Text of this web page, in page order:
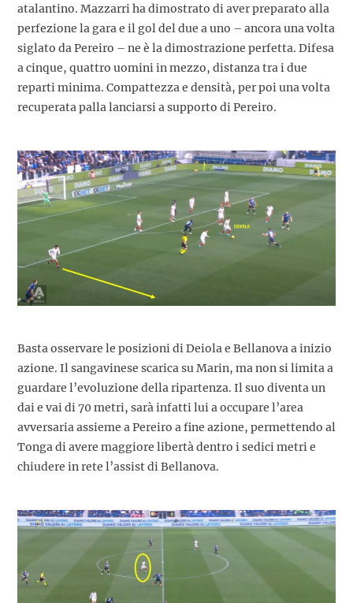
atalantino. Mazzarri ha dimostrato di aver preparato alla
perfezione la gara e il gol del due a uno – ancora una volta
siglato da Pereiro – ne è la dimostrazione perfetta. Difesa
a cinque, quattro uomini in mezzo, distanza tra i due
reparti minima. Compattezza e densità, per poi una volta
recuperata palla lanciarsi a supporto di Pereiro.
Basta osservare le posizioni di Deiola e Bellanova a inizio
azione. Il sangavinese scarica su Marin, ma non si limita a
guardare l’evoluzione della ripartenza. Il suo diventa un
dai e vai di 70 metri, sarà infatti lui a occupare l’area
avversaria assieme a Pereiro a fine azione, permettendo al
Tonga di avere maggiore libertà dentro i sedici metri e
chiudere in rete l’assist di Bellanova.